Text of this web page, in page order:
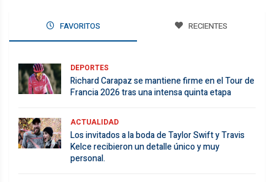
FAVORITOS RECIENTES
DEPORTES
Richard Carapaz se mantiene firme en el Tour de
Francia 2026 tras una intensa quinta etapa
ACTUALIDAD
Los invitados a la boda de Taylor Swift y Travis
Kelce recibieron un detalle único y muy
personal.